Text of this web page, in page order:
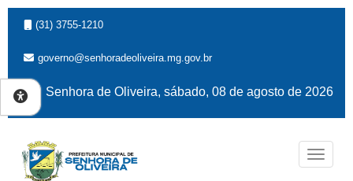
(31) 3755-1210
governo@senhoradeoliveira.mg.gov.br
Senhora de Oliveira, sábado, 08 de agosto de 2026